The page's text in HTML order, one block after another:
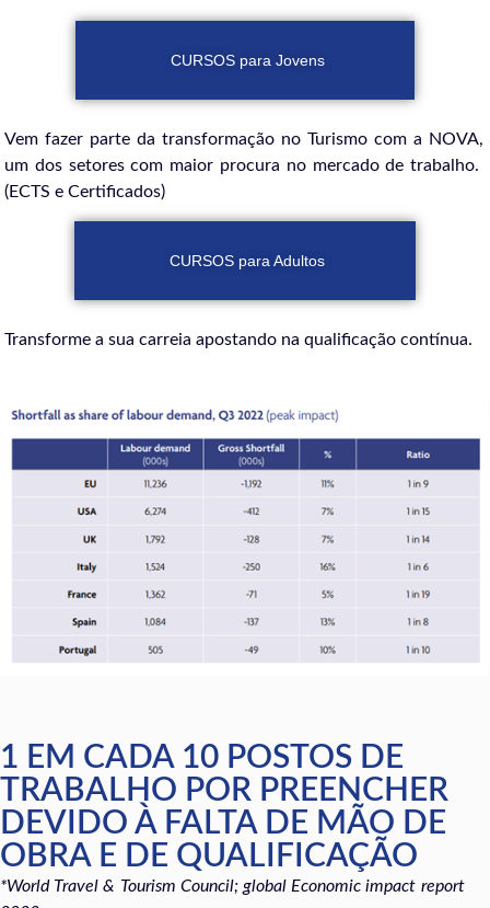
CURSOS para Jovens
Vem fazer parte da transformação no Turismo com a NOVA,
um dos setores com maior procura no mercado de trabalho.
(ECTS e Certificados)
CURSOS para Adultos
Transforme a sua carreia apostando na qualificação contínua.
1 EM CADA 10 POSTOS DE
TRABALHO POR PREENCHER
DEVIDO À FALTA DE MÃO DE
OBRA E DE QUALIFICAÇÃO
*World Travel & Tourism Council; global Economic impact report